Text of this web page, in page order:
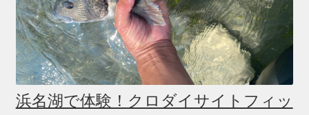
浜名湖で体験！クロダイサイトフィッ